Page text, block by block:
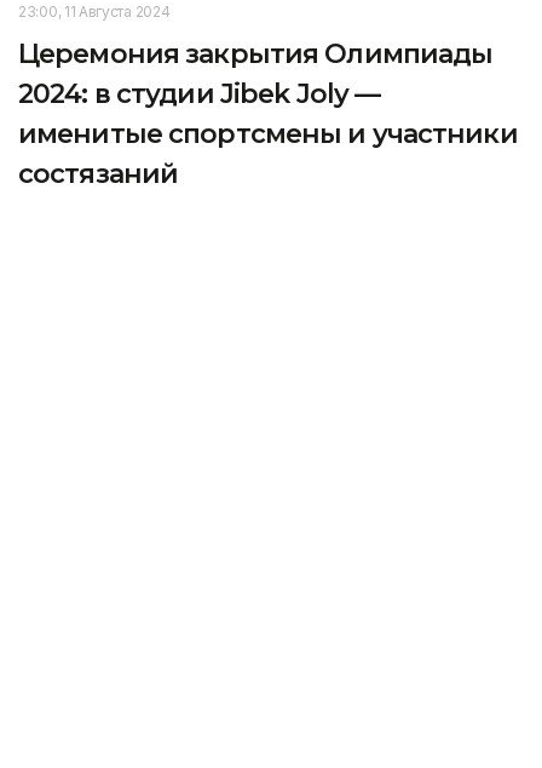
23:00, 11 Августа 2024
Церемония закрытия Олимпиады
2024: в студии Jibek Joly —
именитые спортсмены и участники
состязаний